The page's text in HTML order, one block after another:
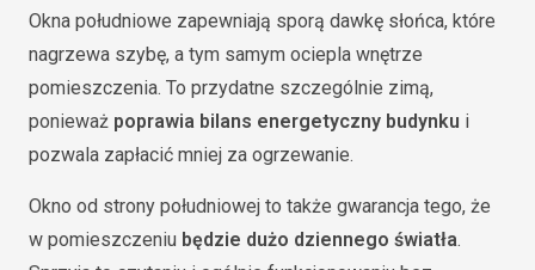
Okna południowe zapewniają sporą dawkę słońca, które
nagrzewa szybę, a tym samym ociepla wnętrze
pomieszczenia. To przydatne szczególnie zimą,
ponieważ poprawia bilans energetyczny budynku i
pozwala zapłacić mniej za ogrzewanie.
Okno od strony południowej to także gwarancja tego, że
w pomieszczeniu będzie dużo dziennego światła.